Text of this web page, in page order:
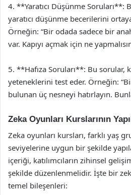
4. **Yaratıcı Düşünme Soruları**:
yaratıcı düşünme becerilerini
Örneğin: “Bir odada sadece bir
var. Kapıyı açmak için ne
5. **Hafıza Soruları**: Bu sorular,
yeteneklerini test eder. Örneğin:
bulunan üç nesneyi hatırlayın.
Zeka Oyunları Kurslarının
Zeka oyunları kursları, farklı yaş
seviyelerine uygun bir şekilde
içeriği, katılımcıların zihinsel
şekilde düzenlenmelidir. İşte bir
temel bileşenleri: